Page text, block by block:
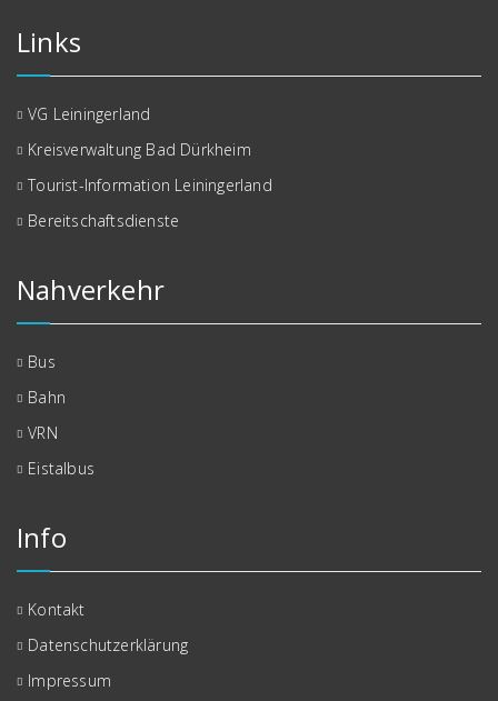
Links
VG Leiningerland
Kreisverwaltung Bad Dürkheim
Tourist-Information Leiningerland
Bereitschaftsdienste
Nahverkehr
Bus
Bahn
VRN
Eistalbus
Info
Kontakt
Datenschutzerklärung
Impressum